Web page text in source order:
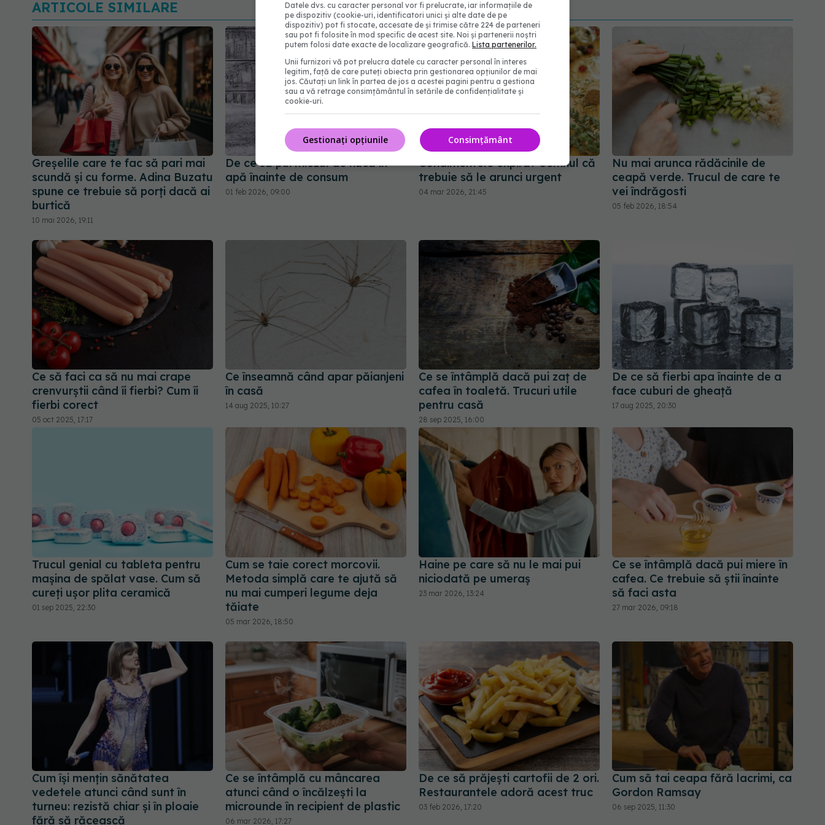
ARTICOLE SIMILARE
Greșelile care te fac să pari mai
scundă și cu forme. Adina Buzatu
spune ce trebuie să porți dacă ai
burtică
10 mai 2026, 19:11
De ce să pui miezul de nucă în
apă înainte de consum
01 feb 2026, 09:00
Condimentele expiră? Semnul că
trebuie să le arunci urgent
04 mar 2026, 21:45
Nu mai arunca rădăcinile de
ceapă verde. Trucul de care te
vei îndrăgosti
05 feb 2026, 18:54
Ce să faci ca să nu mai crape
crenvurștii când îi fierbi? Cum îi
fierbi corect
05 oct 2025, 17:17
Ce înseamnă când apar păianjeni
în casă
14 aug 2025, 10:27
Ce se întâmplă dacă pui zaț de
cafea în toaletă. Trucuri utile
pentru casă
28 sep 2025, 16:00
De ce să fierbi apa înainte de a
face cuburi de gheață
17 aug 2025, 20:30
Trucul genial cu tableta pentru
mașina de spălat vase. Cum să
cureți ușor plita ceramică
01 sep 2025, 22:30
Cum se taie corect morcovii.
Metoda simplă care te ajută să
nu mai cumperi legume deja
tăiate
05 mar 2026, 18:50
Haine pe care să nu le mai pui
niciodată pe umeraș
23 mar 2026, 13:24
Ce se întâmplă dacă pui miere în
cafea. Ce trebuie să știi înainte
să faci asta
27 mar 2026, 09:18
Cum își mențin sănătatea
vedetele atunci când sunt în
turneu: rezistă chiar și în ploaie
fără să răcească
Ce se întâmplă cu mâncarea
atunci când o încălzești la
microunde în recipient de plastic
06 mar 2026, 17:27
De ce să prăjești cartofii de 2 ori.
Restaurantele adoră acest truc
03 feb 2026, 17:20
Cum să tai ceapa fără lacrimi, ca
Gordon Ramsay
06 sep 2025, 11:30
Datele dvs. cu caracter personal vor fi prelucrate, iar informațiile de
pe dispozitiv (cookie-uri, identificatori unici și alte date de pe
dispozitiv) pot fi stocate, accesate de și trimise către 224 de parteneri
sau pot fi folosite în mod specific de acest site. Noi și partenerii noștri
putem folosi date exacte de localizare geografică. Lista partenerilor.
Unii furnizori vă pot prelucra datele cu caracter personal în interes
legitim, față de care puteți obiecta prin gestionarea opțiunilor de mai
jos. Căutați un link în partea de jos a acestei pagini pentru a gestiona
sau a vă retrage consimțământul în setările de confidențialitate și
cookie-uri.
Consimțământ
Gestionați opțiunile